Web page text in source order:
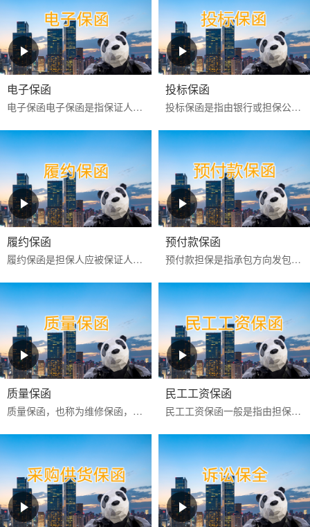
电子保函
电子保函‌‌电子保函是指保证人以使用‌CA证书进行电子签名的数据电文为介质，通过计算机网络向受益人开立的具有法律效力的担保凭证‌。目前更多是银行投标电子保函。电子...
投标保函
投标保函是指由银行或担保公司为投标人向招标人提供的，保证投标人按照招标文件的规定参加招标活动的担保。如果投标人在投标有效期内撤回投标文件，或中标后不签署
履约保函
履约保函是担保人应被保证人申请向工程承包项目中的业主或商品买卖中的买方出具的，保证被保证人严格按照合同约定全面和实际地履行其合同责任和义务的一种保函。
预付款保函
预付款担保是指承包方向发包方提供的，保证承包方履行扣还预付款义务的保证，是发包方预先支付一定数额的款项以供承包方周转使用，保证承包方将这些款项用于指定工程建设和...
质量保函
‌质量保函‌，也称为维修保函，是指应供货方或承建人申请，向买方或业主保证，如货物或工程的质量不符合合同约定而卖方或承建人又不能依约更换或修理时，按买方或业主的索...
民工工资保函
民工工资保函一般是指由担保公司或银行为业主或承包商向民工工资监管方提供的，保证业主或承包商按合同约定按时支付农民工工资的担保。如果该项目发生民工工资拖欠行为，则...